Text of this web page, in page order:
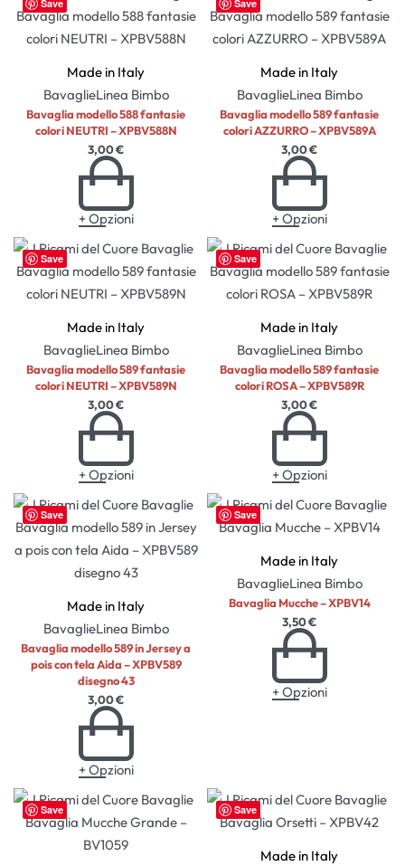
Save
Made in Italy
BavaglieLinea Bimbo
Bavaglia modello 588 fantasie
colori NEUTRI – XPBV588N
3,00€
+ Opzioni
Save
Made in Italy
BavaglieLinea Bimbo
Bavaglia modello 589 fantasie
colori AZZURRO – XPBV589A
3,00€
+ Opzioni
Save
Made in Italy
BavaglieLinea Bimbo
Bavaglia modello 589 fantasie
colori NEUTRI – XPBV589N
3,00€
+ Opzioni
Save
Made in Italy
BavaglieLinea Bimbo
Bavaglia modello 589 fantasie
colori ROSA – XPBV589R
3,00€
+ Opzioni
Save
Made in Italy
BavaglieLinea Bimbo
Bavaglia modello 589 in Jersey a
pois con tela Aida – XPBV589
disegno 43
3,00€
+ Opzioni
Save
Made in Italy
BavaglieLinea Bimbo
Bavaglia Mucche – XPBV14
3,50€
+ Opzioni
Save Save
Made in Italy